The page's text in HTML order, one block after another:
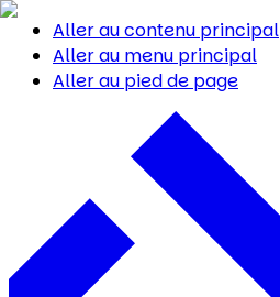
Aller au contenu principal
Aller au menu principal
Aller au pied de page